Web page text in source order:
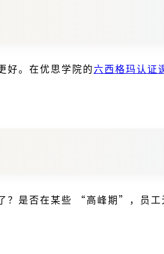
好。在优思学院的六西格玛认证
？是否在某些 “高峰期”，员工